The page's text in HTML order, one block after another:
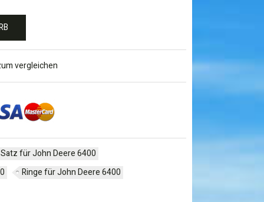
vergleichen
für John Deere 6400
Ringe für John Deere 6400